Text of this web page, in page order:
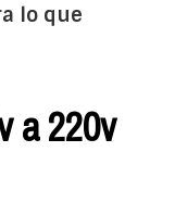
lo que
a 220v